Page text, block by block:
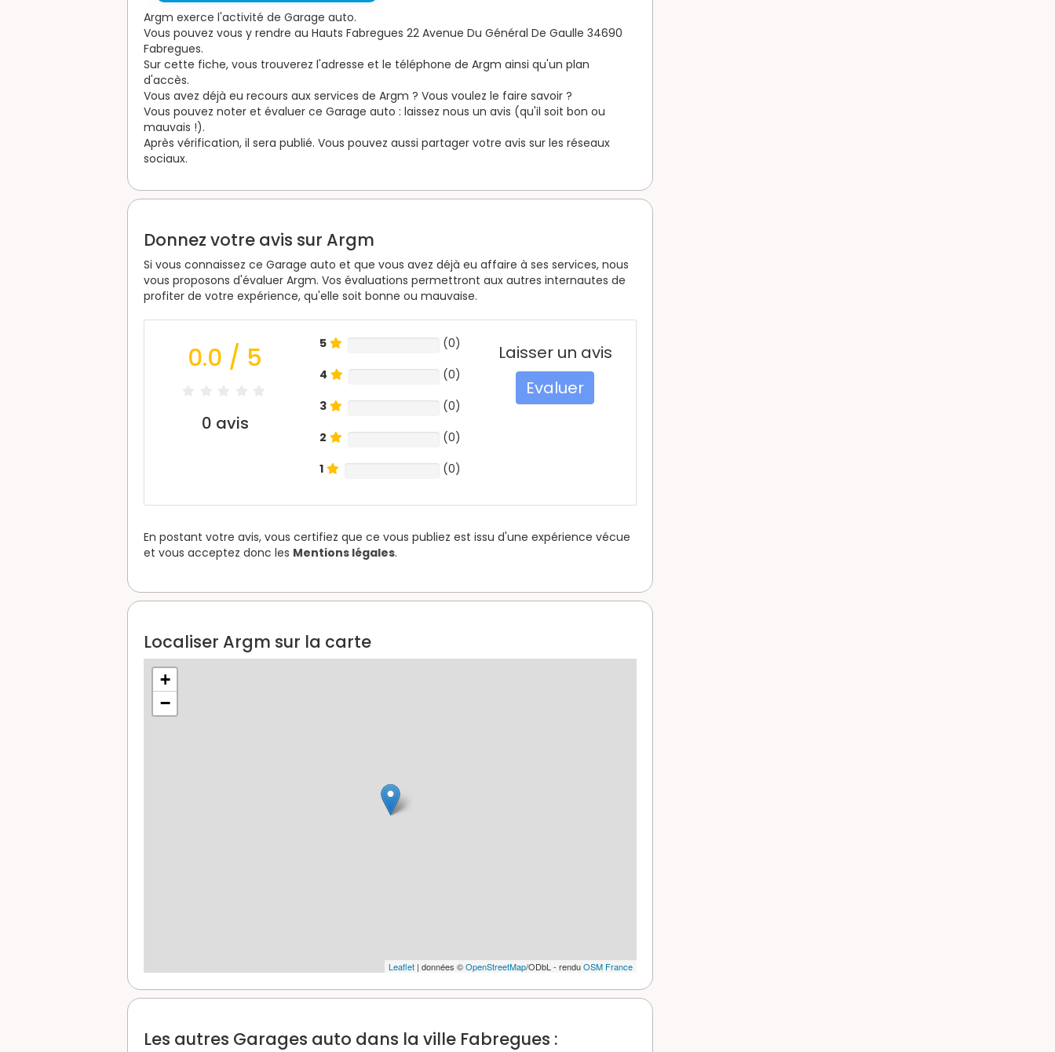
Argm exerce l'activité de Garage auto.
Vous pouvez vous y rendre au Hauts Fabregues 22 Avenue Du Général De Gaulle 34690
Fabregues.
Sur cette fiche, vous trouverez l'adresse et le téléphone de Argm ainsi qu'un plan
d'accès.
Vous avez déjà eu recours aux services de Argm ? Vous voulez le faire savoir ?
Vous pouvez noter et évaluer ce Garage auto : laissez nous un avis (qu'il soit bon ou
mauvais !).
Après vérification, il sera publié. Vous pouvez aussi partager votre avis sur les réseaux
sociaux.
Donnez votre avis sur Argm
Si vous connaissez ce Garage auto et que vous avez déjà eu affaire à ses services, nous
vous proposons d'évaluer Argm. Vos évaluations permettront aux autres internautes de
profiter de votre expérience, qu'elle soit bonne ou mauvaise.
0.0 / 5
0 avis
5 (0)
4
(0)
3
(0)
2
(0)
1
(0)
Laisser un avis
Evaluer
En postant votre avis, vous certifiez que ce vous publiez est issu d'une expérience vécue
et vous acceptez donc les Mentions légales.
Localiser Argm sur la carte
+
−
Leaflet | données ©OpenStreetMap/ODbL - renduOSM France
Les autres Garages auto dans la ville Fabregues :